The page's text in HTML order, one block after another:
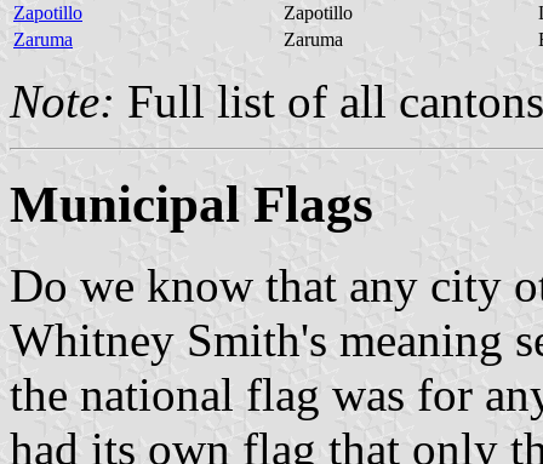
Zapotillo
Zapotillo
Zaruma
Zaruma
Note: Full list of all
Municipal Flags
Do we know that any city
Whitney Smith's meaning
the national flag was for
had its own flag that only